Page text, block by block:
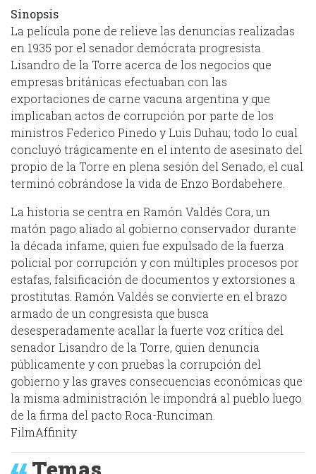
Sinopsis
La película pone de relieve las denuncias realizadas
en 1935 por el senador demócrata progresista
Lisandro de la Torre acerca de los negocios que
empresas británicas efectuaban con las
exportaciones de carne vacuna argentina y que
implicaban actos de corrupción por parte de los
ministros Federico Pinedo y Luis Duhau; todo lo cual
concluyó trágicamente en el intento de asesinato del
propio de la Torre en plena sesión del Senado, el cual
terminó cobrándose la vida de Enzo Bordabehere.
La historia se centra en Ramón Valdés Cora, un
matón pago aliado al gobierno conservador durante
la década infame, quien fue expulsado de la fuerza
policial por corrupción y con múltiples procesos por
estafas, falsificación de documentos y extorsiones a
prostitutas. Ramón Valdés se convierte en el brazo
armado de un congresista que busca
desesperadamente acallar la fuerte voz crítica del
senador Lisandro de la Torre, quien denuncia
públicamente y con pruebas la corrupción del
gobierno y las graves consecuencias económicas que
la misma administración le impondrá al pueblo luego
de la firma del pacto Roca-Runciman.
FilmAffinity